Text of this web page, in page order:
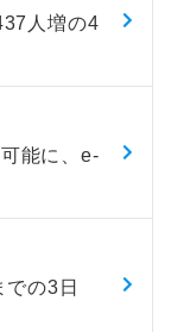
人増の4
能に、e-
の3日